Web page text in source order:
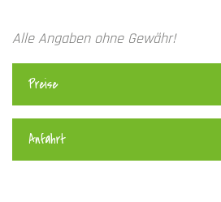
Alle Angaben ohne Gewähr!
Preise
Anfahrt